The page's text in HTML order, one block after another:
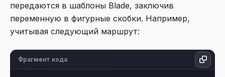
передаются в шаблоны Blade, заключив
переменную в фигурные скобки. Например,
учитывая следующий маршрут:
Фрагмент кода